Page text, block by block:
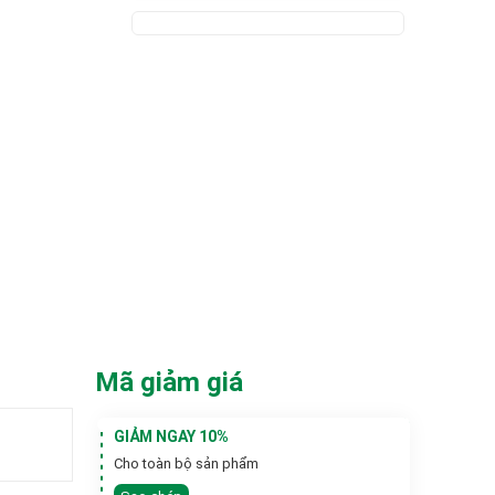
Mã giảm giá
GIẢM NGAY 10%
Cho toàn bộ sản phẩm